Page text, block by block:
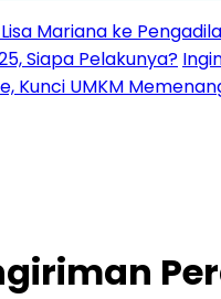
Mariana ke
Siapa Pelakunya?
Kunci UMKM